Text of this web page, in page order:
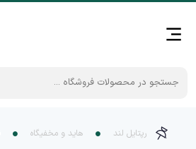
رپتایل لند هاید و مخفیگاه